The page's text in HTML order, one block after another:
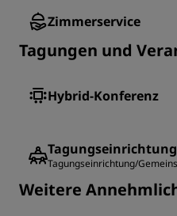
Zimmerservice
Tagungen und
Hybrid-Konferenz
Tagungseinrichtung/
Weitere